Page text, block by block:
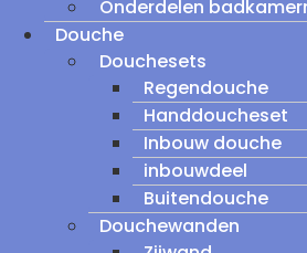
Onderdelen
Douche
Douchesets
Regendouche
Handdoucheset
Inbouw douche
inbouwdeel
Buitendouche
Douchewanden